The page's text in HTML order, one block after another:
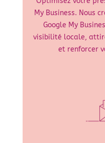
My Business. Nous
Google My
visibilité locale,
et renforcer